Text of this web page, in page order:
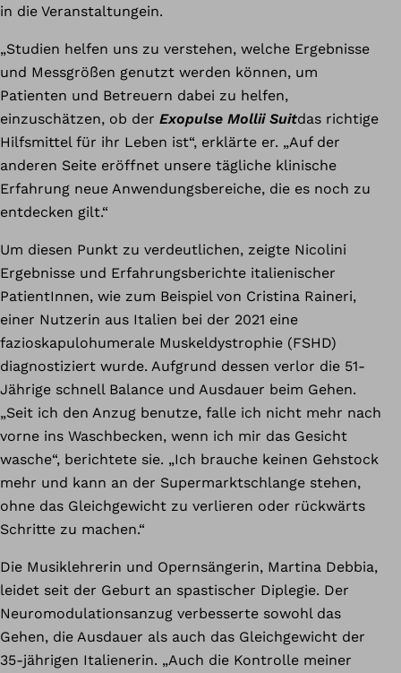
in die Veranstaltungein.
„Studien helfen uns zu verstehen, welche Ergebnisse
und Messgrößen genutzt werden können, um
Patienten und Betreuern dabei zu helfen,
einzuschätzen, ob der Exopulse Mollii Suitdas richtige
Hilfsmittel für ihr Leben ist“, erklärte er. „Auf der
anderen Seite eröffnet unsere tägliche klinische
Erfahrung neue Anwendungsbereiche, die es noch zu
entdecken gilt.“
Um diesen Punkt zu verdeutlichen, zeigte Nicolini
Ergebnisse und Erfahrungsberichte italienischer
PatientInnen, wie zum Beispiel von Cristina Raineri,
einer Nutzerin aus Italien bei der 2021 eine
fazioskapulohumerale Muskeldystrophie (FSHD)
diagnostiziert wurde. Aufgrund dessen verlor die 51-
Jährige schnell Balance und Ausdauer beim Gehen.
„Seit ich den Anzug benutze, falle ich nicht mehr nach
vorne ins Waschbecken, wenn ich mir das Gesicht
wasche“, berichtete sie. „Ich brauche keinen Gehstock
mehr und kann an der Supermarktschlange stehen,
ohne das Gleichgewicht zu verlieren oder rückwärts
Schritte zu machen.“
Die Musiklehrerin und Opernsängerin, Martina Debbia,
leidet seit der Geburt an spastischer Diplegie. Der
Neuromodulationsanzug verbesserte sowohl das
Gehen, die Ausdauer als auch das Gleichgewicht der
35-jährigen Italienerin. „Auch die Kontrolle meiner